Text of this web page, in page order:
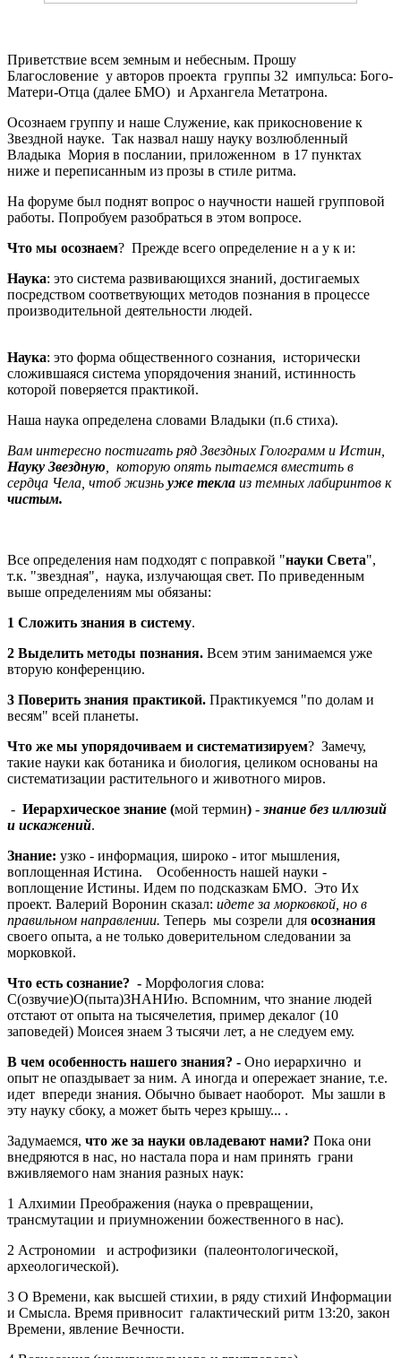
Приветствие всем земным и небесным. Прошу
Благословение у авторов проекта группы 32 импульса: Бого-
Матери-Отца (далее БМО) и Архангела Метатрона.
Осознаем группу и наше Служение, как прикосновение к
Звездной науке. Так назвал нашу науку возлюбленный
Владыка Мория в послании, приложенном в 17 пунктах
ниже и переписанным из прозы в стиле ритма.
На форуме был поднят вопрос о научности нашей групповой
работы. Попробуем разобраться в этом вопросе.
Что мы осознаем? Прежде всего определение н а у к и:
Наука: это система развивающихся знаний, достигаемых
посредством соответвующих методов познания в процессе
производительной деятельности людей.
Наука: это форма общественного сознания, исторически
сложившаяся система упорядочения знаний, истинность
которой поверяется практикой.
Наша наука определена словами Владыки (п.6 стиха).
Вам интересно постигать ряд Звездных Голограмм и Истин,
Науку Звездную , которую опять пытаемся вместить в
сердца Чела, чтоб жизнь уже текла из темных лабиринтов к
чистым.
Все определения нам подходят с поправкой "науки Света",
т.к. "звездная", наука, излучающая свет. По приведенным
выше определениям мы обязаны:
1 Сложить знания в систему.
2 Выделить методы познания. Всем этим занимаемся уже
вторую конференцию.
3 Поверить знания практикой. Практикуемся "по долам и
весям" всей планеты.
Что же мы упорядочиваем и систематизируем? Замечу,
такие науки как ботаника и биология, целиком основаны на
систематизации растительного и животного миров.
- Иерархическое знание (мой термин) - знание без иллюзий
и искажений.
Знание: узко - информация, широко - итог мышления,
воплощенная Истина. Особенность нашей науки -
воплощение Истины. Идем по подсказкам БМО. Это Их
проект. Валерий Воронин сказал: идете за морковкой, но в
правильном направлении. Теперь мы созрели для осознания
своего опыта, а не только доверительном следовании за
морковкой.
Что есть сознание? - Морфология слова:
С(озвучие)О(пыта)ЗНАНИю. Вспомним, что знание людей
отстают от опыта на тысячелетия, пример декалог (10
заповедей) Моисея знаем 3 тысячи лет, а не следуем ему.
В чем особенность нашего знания? - Оно иерархично и
опыт не опаздывает за ним. А иногда и опережает знание, т.е.
идет впереди знания. Обычно бывает наоборот. Мы зашли в
эту науку сбоку, а может быть через крышу... .
Задумаемся, что же за науки овладевают нами? Пока они
внедряются в нас, но настала пора и нам принять грани
вживляемого нам знания разных наук:
1 Алхимии Преображения (наука о превращении,
трансмутации и приумножении божественного в нас).
2 Астрономии и астрофизики (палеонтологической,
археологической).
3 О Времени, как высшей стихии, в ряду стихий Информации
и Смысла. Время привносит галактический ритм 13:20, закон
Времени, явление Вечности.